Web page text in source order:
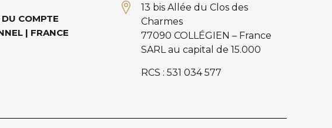
COMPTE
| FRANCE
13 bis Allée du Clos des
Charmes
77090 COLLÉGIEN – France
SARL au capital de 15.000
RCS : 531 034 577